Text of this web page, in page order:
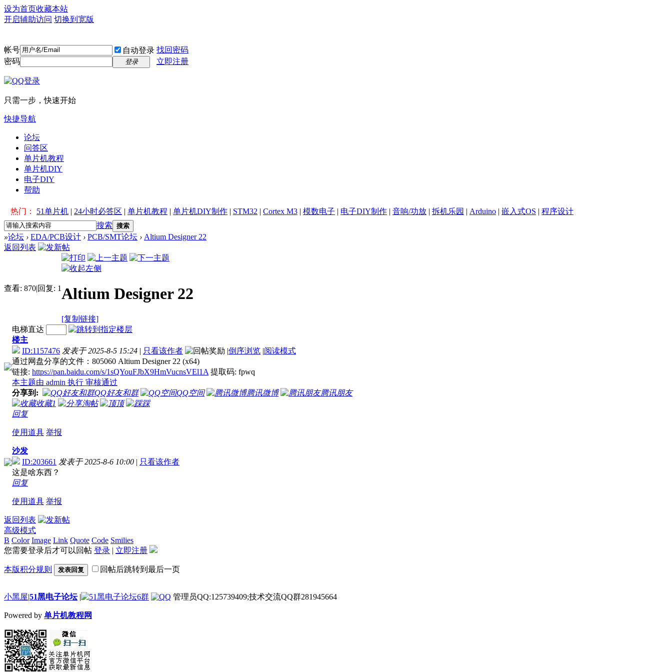
设为首页收藏本站
开启辅助访问 切换到宽版
帐号 自动登录 找回密码
密码
登录 立即注册
只需一步，快速开始
快捷导航
论坛
问答区
单片机教程
单片机DIY
电子DIY
帮助
热门： 51单片机 | 24小时必答区 | 单片机教程 | 单片机DIY制作 | STM32 | Cortex M3 | 模数电子 | 电子DIY制作 | 音响/功放 | 拆机乐园 | Arduino | 嵌入式OS | 程序设计
搜索 搜索
»论坛 › EDA/PCB设计 › PCB/SMT论坛 › Altium Designer 22
返回列表
查看: 870|回复: 1Altium Designer 22
[复制链接]
电梯直达
楼主
ID:1157476 发表于 2025-8-5 15:24 | 只看该作者 |倒序浏览 |阅读模式
通过网盘分享的文件：805060 Altium Designer 22 (x64)
链接: https://pan.baidu.com/s/1sQYouFJbX9HmVucnsVEl1A 提取码: fpwq
本主题由 admin 执行 审核通过
分享到:
QQ好友和群 QQ空间 腾讯微博
腾讯朋友
收藏1 淘帖 顶
踩
回复
使用道具 举报
沙发
ID:203661 发表于 2025-8-6 10:00 | 只看该作者
这是啥东西？
回复
使用道具 举报
返回列表
高级模式
B Color Image Link Quote Code Smilies
您需要登录后才可以回帖 登录 | 立即注册
本版积分规则 发表回复 回帖后跳转到最后一页
小黑屋|51黑电子论坛 | 管理员QQ:125739409;技术交流QQ群281945664
Powered by 单片机教程网